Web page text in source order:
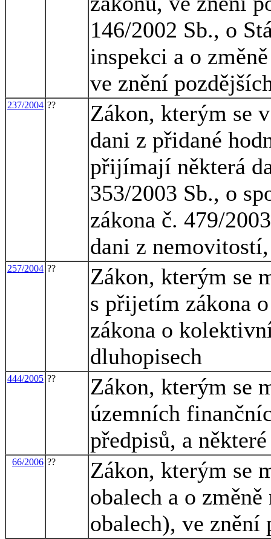
146/2002 Sb., o
inspekci a o
ve znění
237/2004 ??
Zákon, kterým se
dani z přidané
přijímají některá
353/2003 Sb., o
zákona č. 479/
dani z
257/2004 ??
Zákon, kterým se
s přijetím zákona
zákona o
dluhopisech
444/2005 ??
Zákon, kterým se
územních
předpisů, a
66/2006 ??
Zákon, kterým se
obalech a o
obalech), ve znění